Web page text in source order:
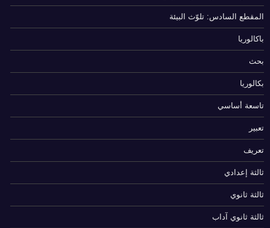
المقطع السادس: تلوّث البيئة
باكالوريا
بحث
بكالوريا
تاسعة أساسي
تعبير
تعريف
ثالثة إعدادي
ثالثة ثانوي
ثالثة ثانوي آداب